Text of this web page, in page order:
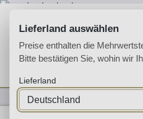
Lieferland auswählen
Preise enthalten die
Bitte bestätigen Sie, wohin wir
Lieferland